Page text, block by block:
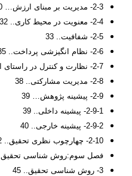
2-3- مدیریت بر مبنای ارزش… 30
2-4- معنویت در محیط کاری.. 32
2-5- شفافیت.. 33
2-6- نظام انگیزشی پرداخت.. 35
2-7- نظارت و کنترل در راستای اعتماد سازی.. 35
2-8- مدیریت مشارکتی.. 38
2-9- پیشینه پژوهش… 39
2-9-1- پیشینه داخلی.. 39
2-9-2- پیشینه خارجی.. 40
2-10- چهارچوب نظری تحقیق.. 42
فصل سوم:روش شناسی تحقیق
3- روش شناسی تحقیق.. 45